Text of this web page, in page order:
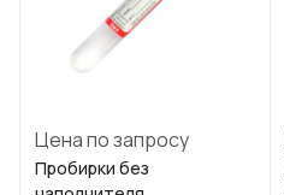
Цена по запросу
Пробирки без